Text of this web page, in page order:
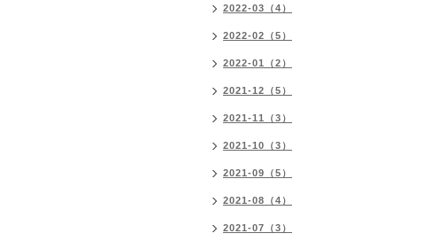
2022-03（4）
2022-02（5）
2022-01（2）
2021-12（5）
2021-11（3）
2021-10（3）
2021-09（5）
2021-08（4）
2021-07（3）